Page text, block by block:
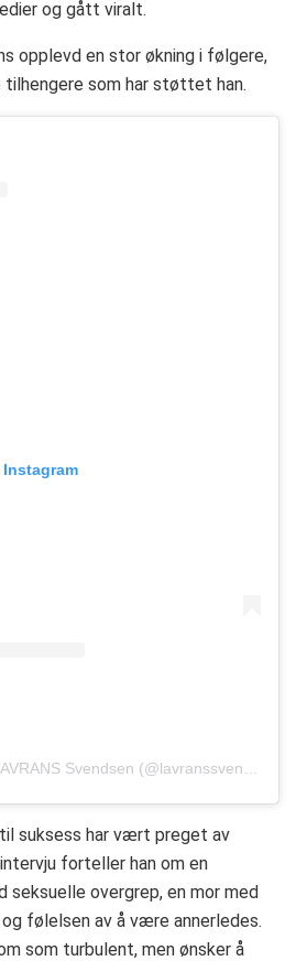
og gått viralt.
opplevd en stor økning i følgere,
tilhengere som har støttet han.
suksess har vært preget av
forteller han om en
seksuelle overgrep, en mor med
følelsen av å være annerledes.
som turbulent, men ønsker å